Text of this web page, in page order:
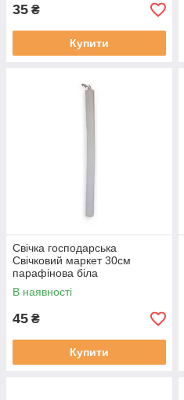
35 ₴
Купити
Свічка господарська
Свічковий маркет 30см
парафінова біла
(126874354168)
В наявності
45 ₴
Купити